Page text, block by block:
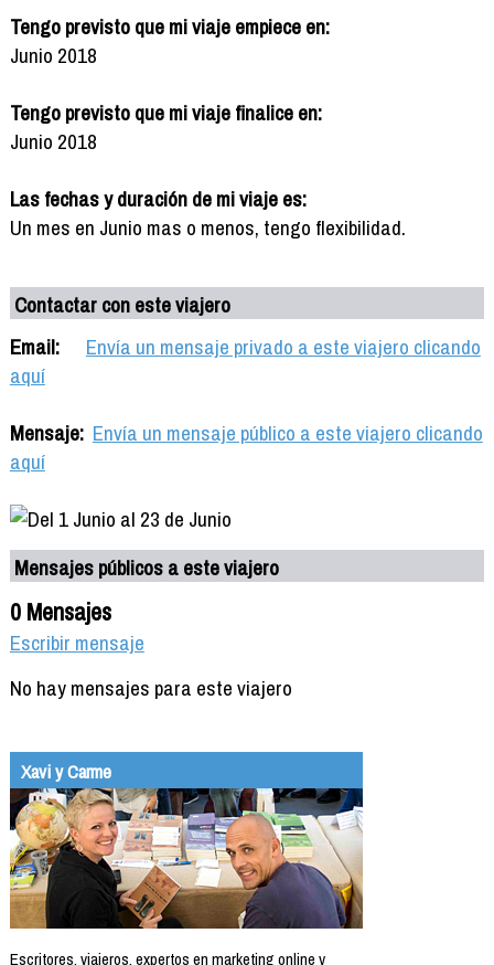
Tengo previsto que mi viaje empiece en:
Junio 2018
Tengo previsto que mi viaje finalice en:
Junio 2018
Las fechas y duración de mi viaje es:
Un mes en Junio mas o menos, tengo flexibilidad.
Contactar con este viajero
Email:
Envía un mensaje privado a este viajero clicando
aquí
Mensaje: Envía un mensaje público a este viajero clicando
aquí
Mensajes públicos a este viajero
0 Mensajes
Escribir mensaje
No hay mensajes para este viajero
Xavi y Carme
Escritores, viajeros, expertos en marketing online y